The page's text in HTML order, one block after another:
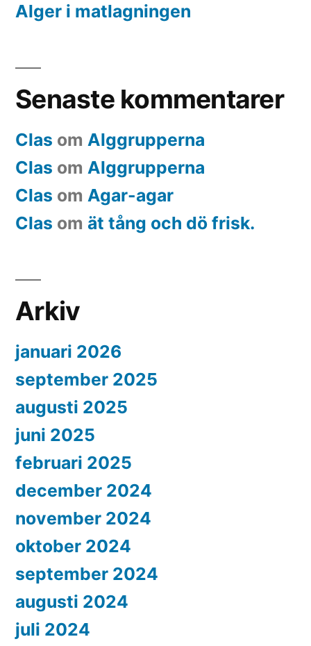
Alger i matlagningen
Senaste kommentarer
Clas om Alggrupperna
Clas om Alggrupperna
Clas om Agar-agar
Clas om ät tång och dö frisk.
Arkiv
januari 2026
september 2025
augusti 2025
juni 2025
februari 2025
december 2024
november 2024
oktober 2024
september 2024
augusti 2024
juli 2024